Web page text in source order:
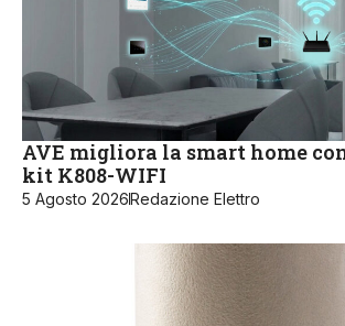
AVE migliora la smart home
kit K808-WIFI
5 Agosto 2026Redazione Elettro